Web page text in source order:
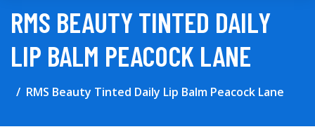
RMS BEAUTY TINTED DAILY
LIP BALM PEACOCK LANE
RMS Beauty Tinted Daily Lip Balm Peacock Lane